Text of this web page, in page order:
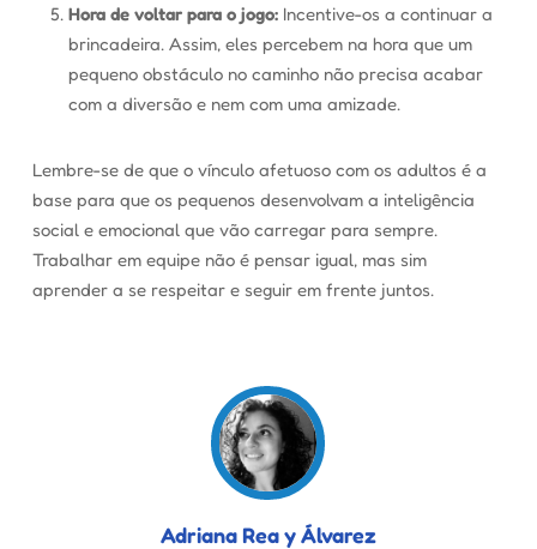
Hora de voltar para o jogo: Incentive-os a continuar a
brincadeira. Assim, eles percebem na hora que um
pequeno obstáculo no caminho não precisa acabar
com a diversão e nem com uma amizade.
Lembre-se de que o vínculo afetuoso com os adultos é a
base para que os pequenos desenvolvam a inteligência
social e emocional que vão carregar para sempre.
Trabalhar em equipe não é pensar igual, mas sim
aprender a se respeitar e seguir em frente juntos.
Adriana Rea y Álvarez